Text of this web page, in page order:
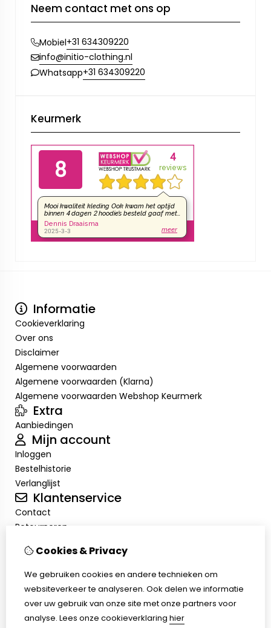
Neem contact met ons op
Mobiel+31 634309220
info@initio-clothing.nl
Whatsapp+31 634309220
Keurmerk
Informatie
Cookieverklaring
Over ons
Disclaimer
Algemene voorwaarden
Algemene voorwaarden (Klarna)
Algemene voorwaarden Webshop Keurmerk
Extra
Aanbiedingen
Mijn account
Inloggen
Bestelhistorie
Verlanglijst
Klantenservice
Contact
Retourneren
VEELGESTELDE VRAGEN
Verzendkosten-Levertijd
Betaalmethoden
Retourinformatie
klachtenafhandeling
Cookies & Privacy
We gebruiken cookies en andere technieken om
websiteverkeer te analyseren. Ook delen we informatie
over uw gebruik van onze site met onze partners voor
analyse. Lees onze cookieverklaring hier